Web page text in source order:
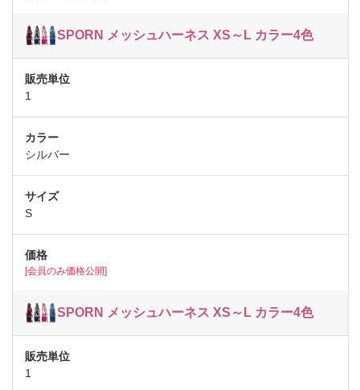
SPORN メッシュハーネス XS～L カラー4色
1
シルバー
S
[会員のみ価格公開]
SPORN メッシュハーネス XS～L カラー4色
1